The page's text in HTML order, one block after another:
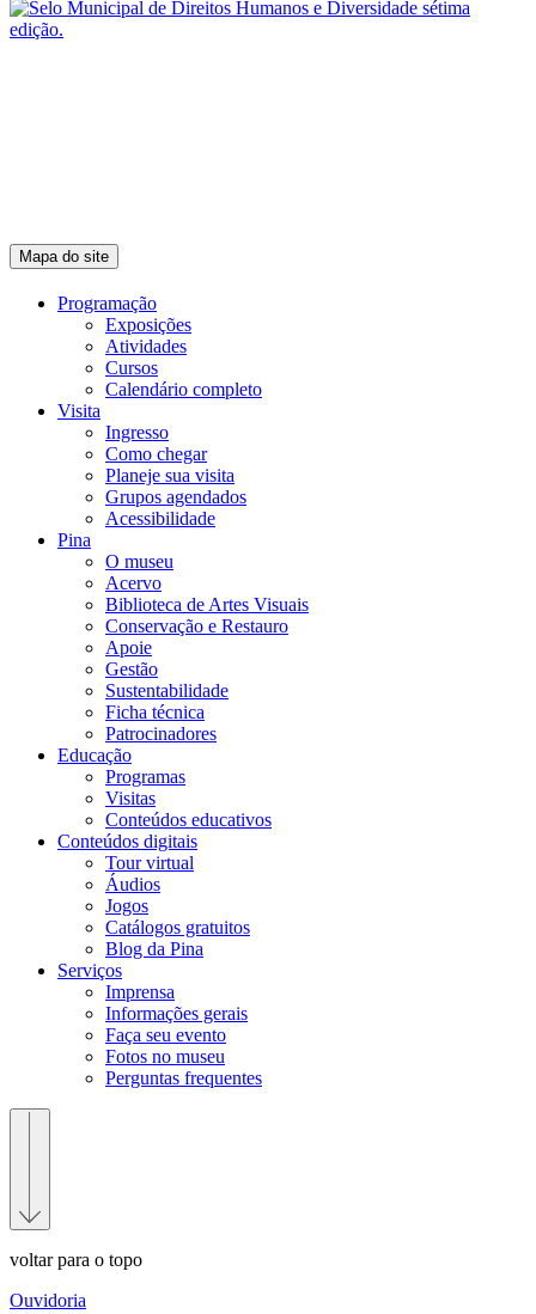
Mapa do site
Programação
Exposições
Atividades
Cursos
Calendário completo
Visita
Ingresso
Como chegar
Planeje sua visita
Grupos agendados
Acessibilidade
Pina
O museu
Acervo
Biblioteca de Artes Visuais
Conservação e Restauro
Apoie
Gestão
Sustentabilidade
Ficha técnica
Patrocinadores
Educação
Programas
Visitas
Conteúdos educativos​
Conteúdos digitais
Tour virtual
Áudios
Jogos
Catálogos gratuitos
Blog da Pina
Serviços
Imprensa
Informações gerais
Faça seu evento
Fotos no museu
Perguntas frequentes
voltar para o topo
Ouvidoria